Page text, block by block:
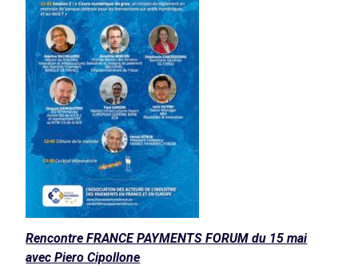
Rencontre FRANCE PAYMENTS FORUM du 15 mai
avec Piero Cipollone